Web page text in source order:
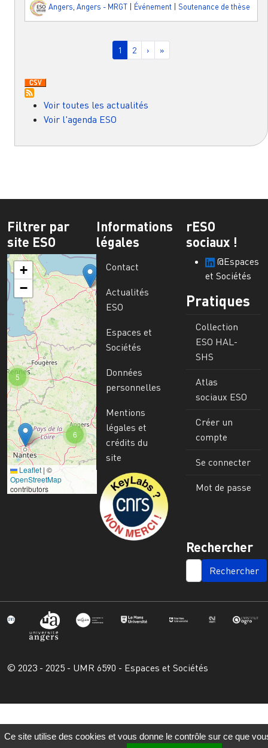
Angers Angers - MRGT Événement Soutenance de thèse
Page courante
1 Page
2 Page suivante
› Dernière page
»
Voir toutes les actualités
Voir l'agenda ESO
Filtrer par
site ESO
6
5
+
−
Leaflet | ©
OpenStreetMap
contributors
Informations
légales
Contact
Actualités
ESO
Espaces et
Sociétés
Données
personnelles
Mentions
légales et
crédits du
site
Image
rESO
sociaux !
@Espaces
et Sociétés
Pratiques
Collection
ESO HAL-
SHS
Atlas
sociaux ESO
Créer un
compte
Se connecter
Mot de passe
Rechercher
SEARCH
© 2023 - 2025 - UMR 6590 - Espaces et Sociétés
Ce site utilise des cookies et vous donne le contrôle sur ce que